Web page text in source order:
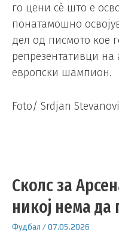
го цени сè што е
понатамошно
дел од писмото кое
репрезентативци
европски шампион.
Foto/ Srdjan
Сколс за
никој нема да
Фудбал /07.05.2026